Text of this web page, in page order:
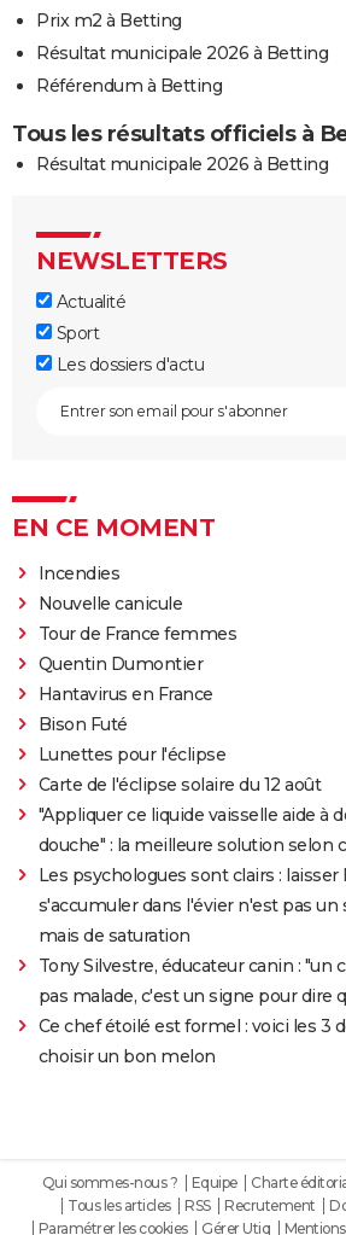
Prix m2 à Betting
Résultat municipale 2026 à Betting
Référendum à Betting
Tous les résultats officiels à
Résultat municipale 2026 à Betting
NEWSLETTERS
Actualité
Sport
Les dossiers d'actu
EN CE MOMENT
Incendies
Nouvelle canicule
Tour de France femmes
Quentin Dumontier
Hantavirus en France
Bison Futé
Lunettes pour l'éclipse
Carte de l'éclipse solaire du 12 août
"Appliquer ce liquide vaisselle aide à
douche" : la meilleure solution selon
Les psychologues sont clairs : laisser
s'accumuler dans l'évier n'est pas un
mais de saturation
Tony Silvestre, éducateur canin : "un
pas malade, c'est un signe pour dire
Ce chef étoilé est formel : voici les 3
choisir un bon melon
Qui sommes-nous ? Equipe Charte
Tous les articles
RSS Recrutement
Paramétrer les cookies
Gérer Utiq